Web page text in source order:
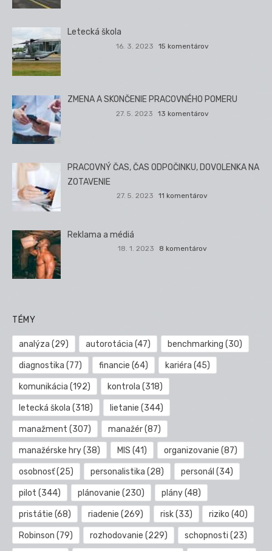
Letecká škola
16. 3. 2023 15 komentárov
ZMENA A SKONČENIE PRACOVNÉHO POMERU
27. 5. 2023 13 komentárov
PRACOVNÝ ČAS, ČAS ODPOČINKU, DOVOLENKA NA
ZOTAVENIE
27. 5. 2023 11 komentárov
Reklama a médiá
18. 1. 2023 8 komentárov
TÉMY
analýza (29) autorotácia (47) benchmarking (30)
diagnostika (77) financie (64) kariéra (45)
komunikácia (192) kontrola (318)
letecká škola (318) lietanie (344)
manažment (307) manažér(87)
manažérske hry(38) MIS (41) organizovanie (87)
osobnosť(25) personalistika (28) personál (34)
pilot (344) plánovanie (230) plány(48)
pristátie (68) riadenie (269) risk(33) riziko (40)
Robinson (79) rozhodovanie (229) schopnosti (23)